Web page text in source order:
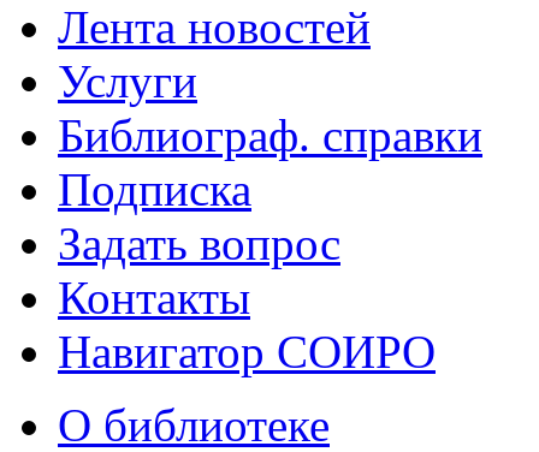
Лента новостей
Услуги
Библиограф. справки
Подписка
Задать вопрос
Контакты
Навигатор СОИРО
О библиотеке